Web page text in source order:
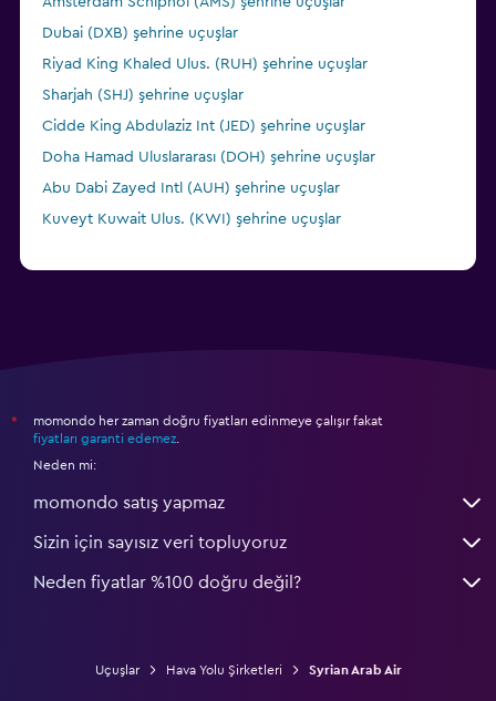
Dubai (DXB) şehrine uçuşlar
Riyad King Khaled Ulus. (RUH) şehrine uçuşlar
Sharjah (SHJ) şehrine uçuşlar
Cidde King Abdulaziz Int (JED) şehrine uçuşlar
Doha Hamad Uluslararası (DOH) şehrine uçuşlar
Abu Dabi Zayed Intl (AUH) şehrine uçuşlar
Kuveyt Kuwait Ulus. (KWI) şehrine uçuşlar
*
momondo her zaman doğru fiyatları edinmeye çalışır fakat
fiyatları garanti edemez
Neden mi:
momondo satış yapmaz
Sizin için sayısız veri topluyoruz
Neden fiyatlar %100 doğru değil?
Uçuşlar Hava Yolu Şirketleri Syrian Arab Air